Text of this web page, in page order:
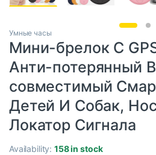
Умные часы
Мини-брелок С
Анти-потерянный
совместимый
Детей И Собак,
Локатор Сигнала
Availability:158 in stock